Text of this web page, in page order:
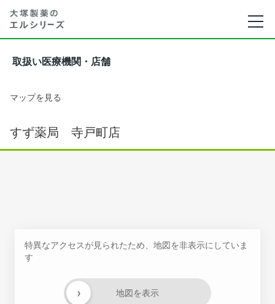
取扱い医療機関・店舗
マップを見る
すず薬局 寺戸町店
特異なアクセスが見られたため、地図を非表示にしていま
す
地図を表示
›